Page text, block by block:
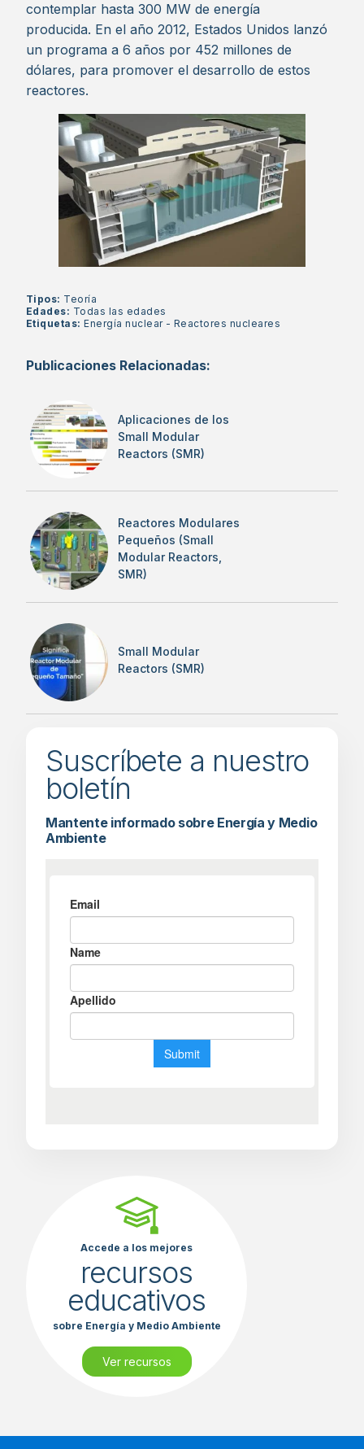
contemplar hasta 300 MW de energía
producida. En el año 2012, Estados Unidos lanzó
un programa a 6 años por 452 millones de
dólares, para promover el desarrollo de estos
reactores.
Tipos: Teoría
Edades: Todas las edades
Etiquetas:Energía nuclear- Reactores nucleares
Publicaciones Relacionadas:
Aplicaciones de los
Small Modular
Reactors (SMR)
Reactores Modulares
Pequeños (Small
Modular Reactors,
SMR)
Small Modular
Reactors (SMR)
Suscríbete a nuestro
boletín
Mantente informado sobre Energía y Medio
Ambiente
Accede a los mejores
recursos
educativos
sobre Energía y Medio Ambiente
Ver recursos